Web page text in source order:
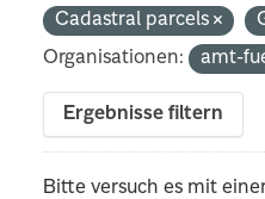
Cadastral parcels
Organisationen:
amt-
Ergebnisse filtern
Bitte versuch es mit